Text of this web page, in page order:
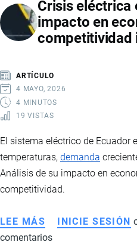
ECUADOR
AFECTA
LA
EMPLEO
Y
EL
Crisis eléctrica
impacto en
competitividad
ARTÍCULO
4 MAYO, 2026
4 MINUTOS
19 VISTAS
El sistema eléctrico de Ecuador
temperaturas, demanda
Análisis de su impacto en
competitividad.
LEE MÁS SOBRE
CRISIS
INICIE SESIÓN
comentarios